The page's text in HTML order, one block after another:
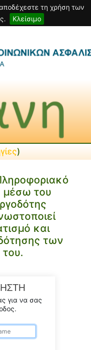
τη χρήση των
Κλείσιμο
)
μέσω του
και
των
για να σας